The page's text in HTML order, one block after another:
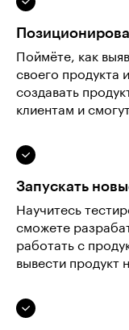
Поймёте, как
своего продукта
создавать
клиентам и
Запускать
Научитесь
сможете
работать с
вывести продукт